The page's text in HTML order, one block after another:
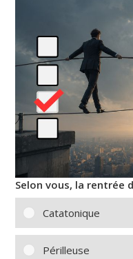
Selon vous, la rentrée
Catatonique
Périlleuse